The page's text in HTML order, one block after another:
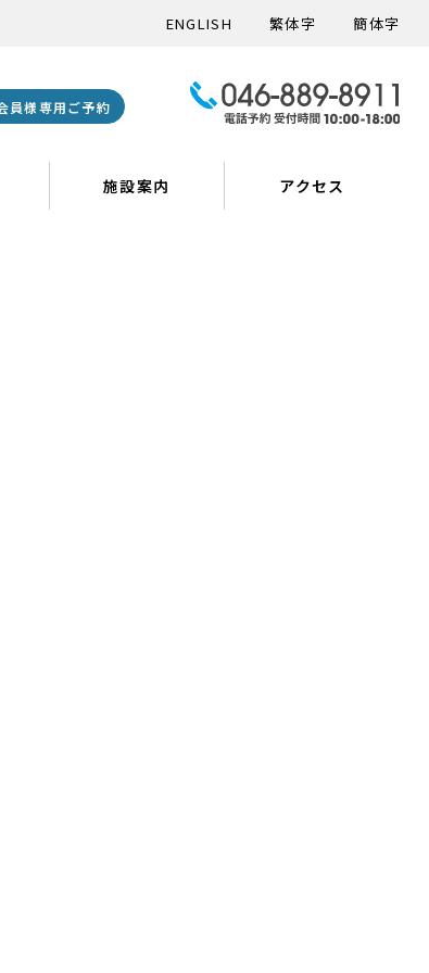
ENGLISH 繁体字 簡体字
員様専用ご予約
施設案内 アクセス